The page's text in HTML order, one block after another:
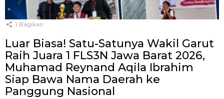
1 Bagikan
Luar Biasa! Satu-Satunya Wakil Garut
Raih Juara 1 FLS3N Jawa Barat 2026,
Muhamad Reynand Aqila Ibrahim
Siap Bawa Nama Daerah ke
Panggung Nasional